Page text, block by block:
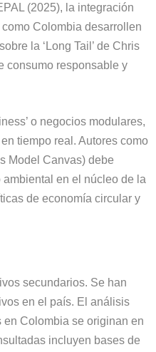
(2025), la integración
Colombia desarrollen
la ‘Long Tail’ de Chris
consumo responsable y
o negocios modulares,
tiempo real. Autores como
Model Canvas) debe
en el núcleo de la
de economía circular y
secundarios. Se han
en el país. El análisis
Colombia se originan en
incluyen bases de